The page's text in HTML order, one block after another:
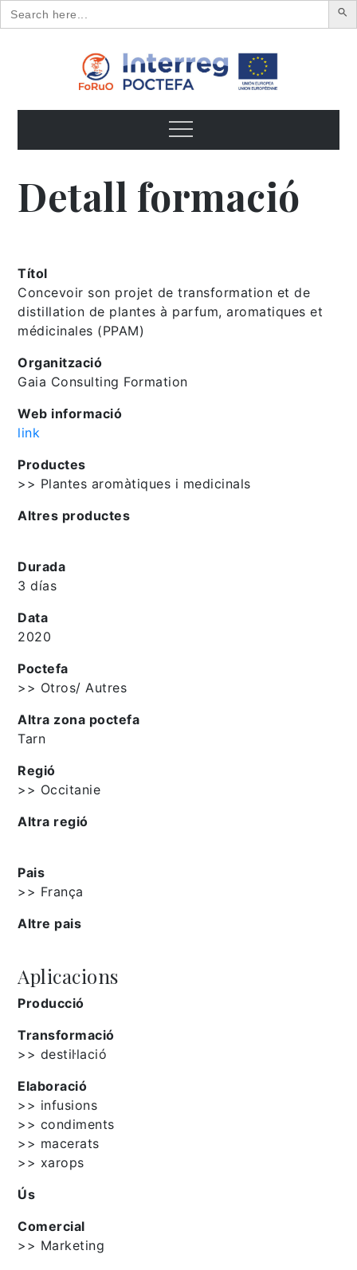
Search
for:
FoRuO
frutos
Menu
Detall formació
Títol
Concevoir son projet de transformation et de
distillation de plantes à parfum, aromatiques et
médicinales (PPAM)
Organització
Gaia Consulting Formation
Web informació
link
Productes
>> Plantes aromàtiques i medicinals
Altres productes
Durada
3 días
Data
2020
Poctefa
>> Otros/ Autres
Altra zona poctefa
Tarn
Regió
>> Occitanie
Altra regió
Pais
>> França
Altre pais
Aplicacions
Producció
Transformació
>> destil·lació
Elaboració
>> infusions
>> condiments
>> macerats
>> xarops
Ús
Comercial
>> Marketing